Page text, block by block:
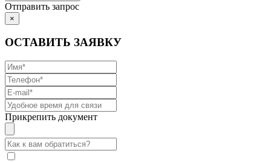
Отправить запрос
×
ОСТАВИТЬ ЗАЯВКУ
Прикрепить документ